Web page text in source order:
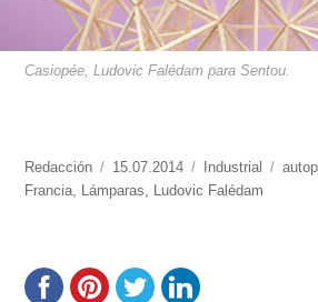
Casiopée, Ludovic Falédam para Sentou.
https://www.experimenta.es/author/redaccion/
Redacción
Publicado
el
15.07.2014 Categorías
Industrial
Francia
Lámparas Ludovic Falédam